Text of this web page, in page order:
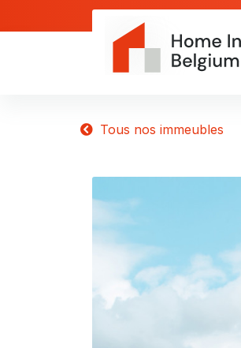
Tous nos immeubles